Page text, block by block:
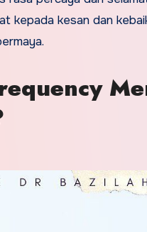
kepada kesan dan